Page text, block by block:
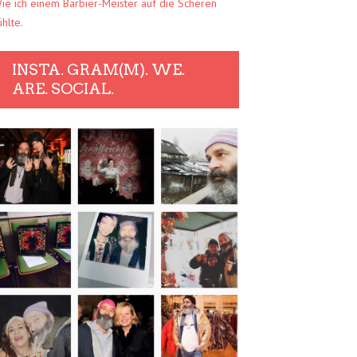
ich einem Barbier-Meister auf die Scheren
INSTA. GRAM(M). WE.
ARE. SOCIAL.